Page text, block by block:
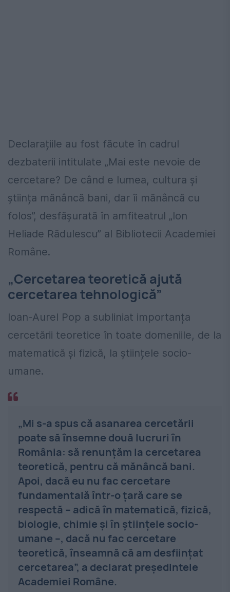
Declarațiile au fost făcute în cadrul
dezbaterii intitulate „Mai este nevoie de
cercetare? De când e lumea, cultura și
știința mănâncă bani, dar îi mănâncă cu
folos”, desfășurată în amfiteatrul „Ion
Heliade Rădulescu” al Bibliotecii Academiei
Române.
„Cercetarea teoretică ajută
cercetarea tehnologică”
Ioan-Aurel Pop a subliniat importanța
cercetării teoretice în toate domeniile, de la
matematică și fizică, la științele socio-
umane.
„Mi s-a spus că asanarea cercetării
poate să însemne două lucruri în
România: să renunțăm la cercetarea
teoretică, pentru că mănâncă bani.
Apoi, dacă eu nu fac cercetare
fundamentală într-o țară care se
respectă – adică în matematică, fizică,
biologie, chimie și în științele socio-
umane –, dacă nu fac cercetare
teoretică, înseamnă că am desființat
cercetarea”, a declarat președintele
Academiei Române.